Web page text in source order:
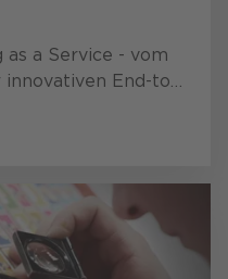
as a Service - vom
End-to-